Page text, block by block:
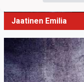
Jaatinen Emilia